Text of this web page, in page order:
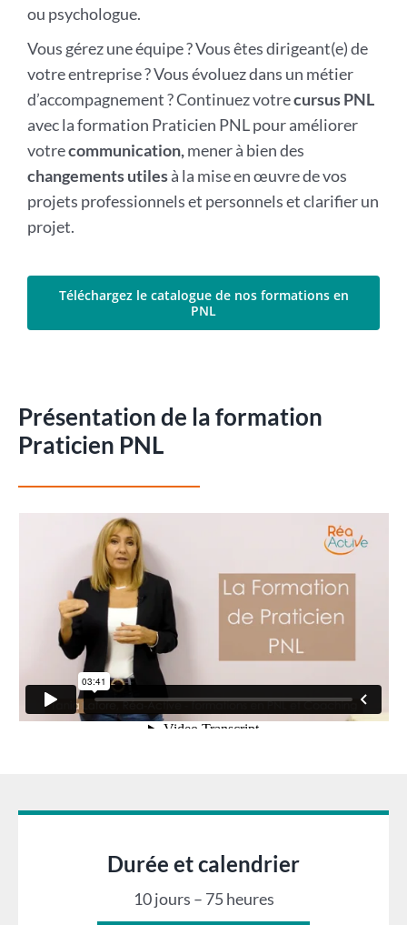
ou psychologue.
Vous gérez une équipe ? Vous êtes dirigeant(e) de
votre entreprise ? Vous évoluez dans un métier
d’accompagnement ? Continuez votrecursus PNL
avec la formation Praticien PNL pour améliorer
votrecommunication,mener à bien des
changements utilesà la mise en œuvre de vos
projets professionnels et personnels et clarifier un
projet.
Téléchargez le catalogue de nos formations en
PNL
Présentation de la formation
Praticien PNL
Durée et calendrier
10 jours – 75 heures